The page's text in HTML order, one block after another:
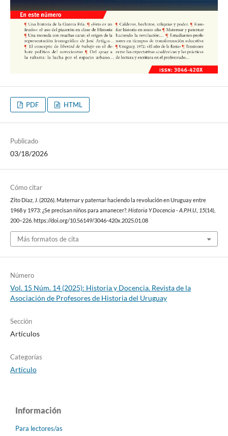
PDF HTML
Publicado
03/18/2026
Cómo citar
Zito Díaz, J. (2026). Maternar y paternar haciendo la revolución en Uruguay entre
1968 y 1973: ¿Se precisan niños para amanecer?. Historia Y Docencia - A.P.H.U. 15(14),
200–226. https://doi.org/10.56149/3046-420x.2025.01.08
Más formatos de cita
Número
Vol. 15 Núm. 14 (2025): Historia y Docencia. Revista de la
Asociación de Profesores de Historia del Uruguay
Sección
Artículos
Categorías
Artículo
Información
Para lectores/as